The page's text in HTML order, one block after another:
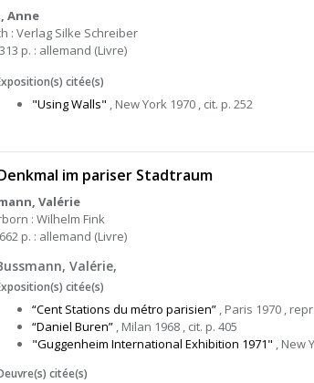
Anne
: Verlag Silke Schreiber
p. : allemand (Livre)
citée(s)
"Using Walls" , New York 1970 , cit. p. 252
im pariser Stadtraum
Valérie
: Wilhelm Fink
p. : allemand (Livre)
Valérie,
citée(s)
“Cent Stations du métro parisien” , Paris 1970 ,
“Daniel Buren” , Milan 1968 , cit. p. 405
"Guggenheim International Exhibition 1971" , New
citée(s)